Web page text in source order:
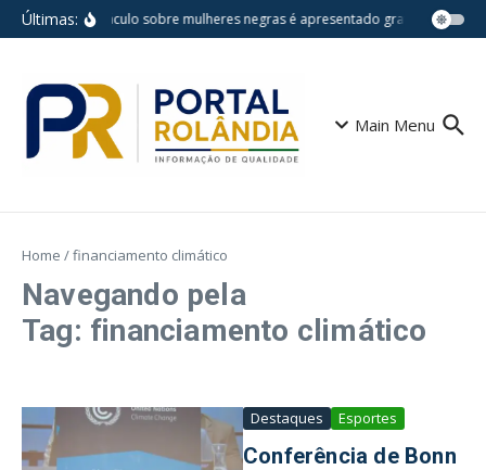
Ir para o conteúdo
Últimas:Espetáculo sobre mulheres negras é apresentado gratuitamente
Main Menu
Home /financiamento climático
Navegando pela
Tag: financiamento climático
Destaques Esportes
Conferência de Bonn